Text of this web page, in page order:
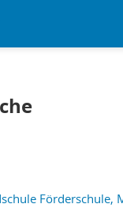
Förderschule,